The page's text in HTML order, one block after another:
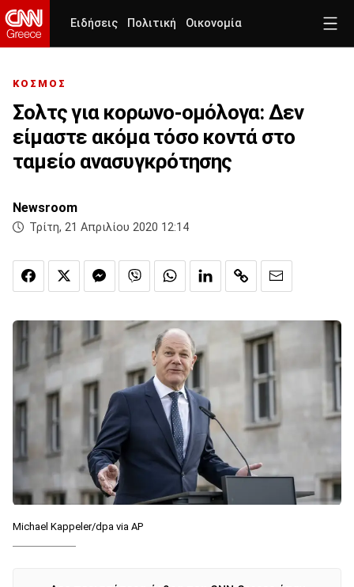
Ειδήσεις Πολιτική Οικονομία
ΚΟΣΜΟΣ
Σολτς για κορωνο-ομόλογα: Δεν
είμαστε ακόμα τόσο κοντά στο
ταμείο ανασυγκρότησης
Newsroom
Τρίτη, 21 Απριλίου 2020 12:14
Michael Kappeler/dpa via AP